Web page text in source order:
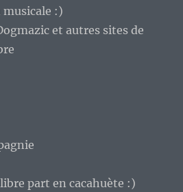
musicale :)
et autres sites de
part en cacahuète :)